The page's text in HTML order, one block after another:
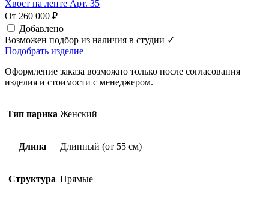
Хвост на ленте Арт. 35
От 260 000 ₽
Добавлено
Возможен подбор из наличия в студии ✓
Подобрать изделие
Оформление заказа возможно только после согласования
изделия и стоимости с менеджером.
Тип парика Женский
Длина Длинный (от 55 см)
Структура Прямые